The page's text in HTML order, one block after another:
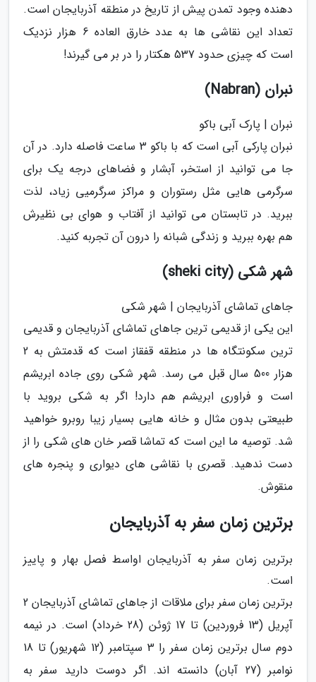
دهنده وجود تمدن پیش از تاریخ در منطقه آذربایجان است.
تعداد این نقاشی ها به عدد خارق العاده 6 هزار نزدیک
است که چیزی حدود 537 هکتار را در بر می گیرند!
نبران (Nabran)
نبران | پارک آبی باکو
نبران پارکی آبی است که با باکو 3 ساعت فاصله دارد. در آن
جا می توانید از استخر، آبشار و فضاهای درجه یک برای
سرگرمی هایی مثل رستوران و مراکز سرگرمیی زیاد، لذت
ببرید. در تابستان می توانید از آفتاب و هوای بی نظیرش
هم بهره ببرید و زندگی شبانه را درون آن تجربه کنید.
شهر شکی (sheki city)
جاهای تماشای آذربایجان | شهر شکی
این یکی از قدیمی ترین جاهای تماشای آذربایجان و قدیمی
ترین سکونتگاه ها در منطقه قفقاز است که قدمتش به 2
هزار 500 سال قبل می رسد. شهر شکی روی جاده ابریشم
است و فراوری ابریشم هم دارد! اگر به شکی بروید با
طبیعتی بدون مثال و خانه هایی بسیار زیبا روبرو خواهید
شد. توصیه ما این است که تماشا قصر خان های شکی را از
دست ندهید. قصری با نقاشی های دیواری و پنجره های
منقوش.
برترین زمان سفر به آذربایجان
برترین زمان سفر به آذربایجان اواسط فصل بهار و پاییز
است.
برترین زمان سفر برای ملاقات از جاهای تماشای آذربایجان 2
آپریل (13 فروردین) تا 17 ژوئن (28 خرداد) است. در نیمه
دوم سال برترین زمان سفر را 3 سپتامبر (12 شهریور) تا 18
نوامبر (27 آبان) دانسته اند. اگر دوست دارید سفر به